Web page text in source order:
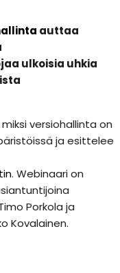
auttaa
ulkoisia uhkia
versiohallinta on
ja esittelee
. Webinaari on
Porkola ja
Kovalainen.